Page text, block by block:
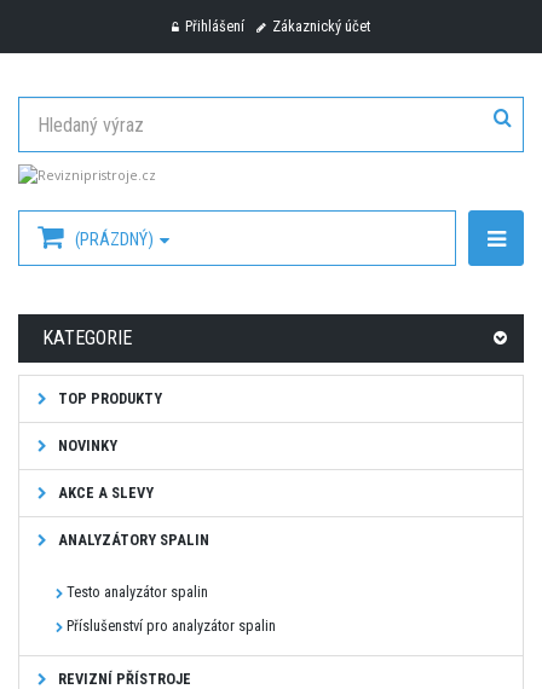
Přihlášení Zákaznický účet
(PRÁZDNÝ)
KATEGORIE
TOP PRODUKTY
NOVINKY
AKCE A SLEVY
ANALYZÁTORY SPALIN
Testo analyzátor spalin
Příslušenství pro analyzátor spalin
REVIZNÍ PŘÍSTROJE